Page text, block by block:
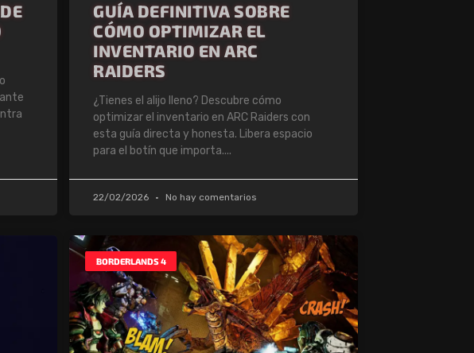
GUÍA DEFINITIVA SOBRE
CÓMO OPTIMIZAR EL
INVENTARIO EN ARC
RAIDERS
¿Tienes el alijo lleno? Descubre cómo
optimizar el inventario en ARC Raiders con
esta guía directa y honesta. Libera espacio
para el botín que importa.
22/02/2026 No hay comentarios
BORDERLANDS 4